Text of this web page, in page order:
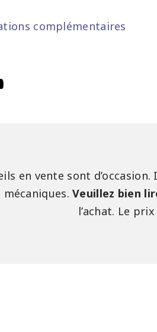
complémentaires
en vente sont
mécaniques.Veuillez bien
l’achat. Le